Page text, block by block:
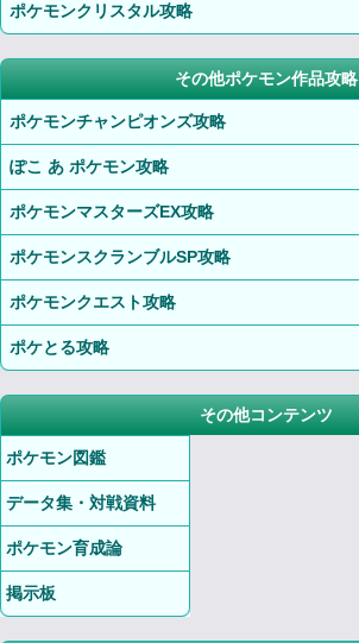
ポケモンクリスタル攻略
その他ポケモン作品攻略
ポケモンチャンピオンズ攻略
ぽこ あ ポケモン攻略
ポケモンマスターズEX攻略
ポケモンスクランブルSP攻略
ポケモンクエスト攻略
ポケとる攻略
その他コンテンツ
ポケモン図鑑
データ集・対戦資料
ポケモン育成論
掲示板